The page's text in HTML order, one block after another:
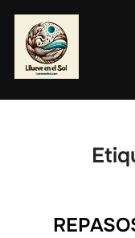
contenido